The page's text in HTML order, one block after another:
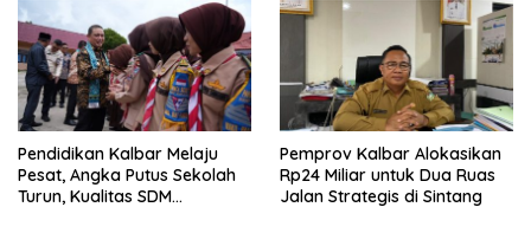
Pendidikan Kalbar Melaju
Pesat, Angka Putus Sekolah
Turun, Kualitas SDM
Pemprov Kalbar Alokasikan
Rp24 Miliar untuk Dua Ruas
Jalan Strategis di Sintang